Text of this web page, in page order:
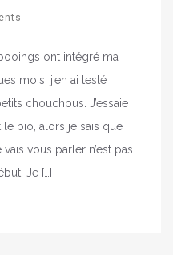
ont intégré ma
mois, j’en ai testé
chouchous. J’essaie
bio, alors je sais que
vous parler n’est pas
Je […]